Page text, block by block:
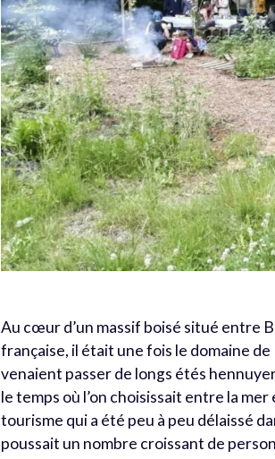
Au cœur d’un massif boisé situé entre
française, il était une fois le domaine
venaient passer de longs étés
le temps où l’on choisissait entre la
tourisme qui a été peu à peu délaissé
poussait un nombre croissant de